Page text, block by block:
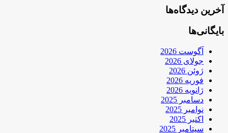
آخرین دیدگاه‌ها
بایگانی‌ها
آگوست 2026
جولای 2026
ژوئن 2026
فوریه 2026
ژانویه 2026
دسامبر 2025
نوامبر 2025
اکتبر 2025
سپتامبر 2025